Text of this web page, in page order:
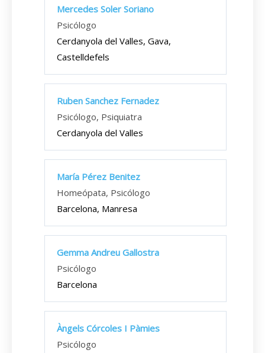
Mercedes Soler Soriano
Psicólogo
Cerdanyola del Valles, Gava,
Castelldefels
Ruben Sanchez Fernadez
Psicólogo, Psiquiatra
Cerdanyola del Valles
María Pérez Benitez
Homeópata, Psicólogo
Barcelona, Manresa
Gemma Andreu Gallostra
Psicólogo
Barcelona
Àngels Córcoles I Pàmies
Psicólogo